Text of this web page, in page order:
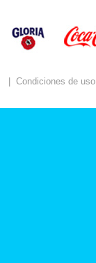
Condiciones de uso